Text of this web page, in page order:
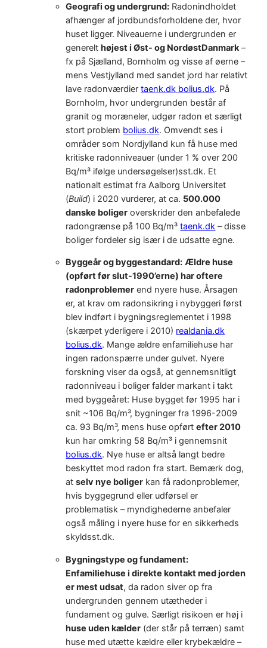
Geografi og undergrund: Radonindholdet
afhænger af jordbundsforholdene der, hvor
huset ligger. Niveauerne i undergrunden er
generelthøjest i Øst- og NordøstDanmark–
fx på Sjælland, Bornholm og visse af øerne –
mens Vestjylland med sandet jord har relativt
lave radonværdiertaenk.dk bolius.dk. På
Bornholm, hvor undergrunden består af
granit og moræneler, udgør radon et særligt
stort problem bolius.dk. Omvendt ses i
områder som Nordjylland kun få huse med
kritiske radonniveauer (under 1 % over 200
Bq/m³ ifølge undersøgelser)sst.dk. Et
nationalt estimat fra Aalborg Universitet
(Build) i 2020 vurderer, at ca. 500.000
danske boliger overskrider den anbefalede
radongrænse på 100 Bq/m³taenk.dk – disse
boliger fordeler sig især i de udsatte egne.
Byggeår og byggestandard: Ældre huse
(opført før slut-1990’erne) har oftere
radonproblemer end nyere huse. Årsagen
er, at krav om radonsikring i nybyggeri først
blev indført i bygningsreglementet i 1998
(skærpet yderligere i 2010) realdania.dk
bolius.dk. Mange ældre enfamiliehuse har
ingen radonspærre under gulvet. Nyere
forskning viser da også, at gennemsnitligt
radonniveau i boliger falder markant i takt
med byggeåret: Huse bygget før 1995 har i
snit ~106 Bq/m³, bygninger fra 1996-2009
ca. 93 Bq/m³, mens huse opførtefter 2010
kun har omkring 58 Bq/m³ i gennemsnit
bolius.dk. Nye huse er altså langt bedre
beskyttet mod radon fra start. Bemærk dog,
atselv nye boliger kan få radonproblemer,
hvis byggegrund eller udførsel er
problematisk – myndighederne anbefaler
også måling i nyere huse for en sikkerheds
skyldsst.dk.
Bygningstype og fundament:
Enfamiliehuse i direkte kontakt med jorden
er mest udsat, da radon siver op fra
undergrunden gennem utætheder i
fundament og gulve. Særligt risikoen er høj i
huse uden kælder (der står på terræn) samt
huse med utætte kældre eller krybekældre –